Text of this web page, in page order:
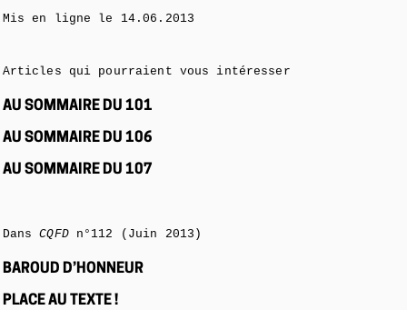
Mis en ligne le 14.06.2013
Articles qui pourraient vous intéresser
AU SOMMAIRE DU 101
AU SOMMAIRE DU 106
AU SOMMAIRE DU 107
DansCQFDn°112 (Juin 2013)
BAROUD D’HONNEUR
PLACE AU TEXTE !